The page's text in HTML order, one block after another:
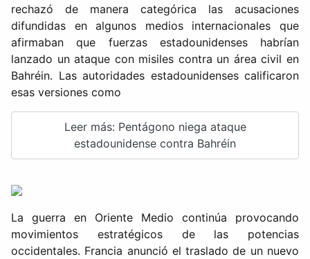
rechazó de manera categórica las acusaciones
difundidas en algunos medios internacionales que
afirmaban que fuerzas estadounidenses habrían
lanzado un ataque con misiles contra un área civil en
Bahréin. Las autoridades estadounidenses calificaron
esas versiones como
Leer más: Pentágono niega ataque
estadounidense contra Bahréin
La guerra en Oriente Medio continúa provocando
movimientos estratégicos de las potencias
occidentales. Francia anunció el traslado de un nuevo